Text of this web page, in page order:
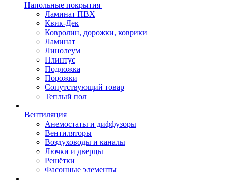
Напольные покрытия
Ламинат ПВХ
Квик-Дек
Ковролин, дорожки, коврики
Ламинат
Линолеум
Плинтус
Подложка
Порожки
Сопутствующий товар
Теплый пол
Вентиляция
Анемостаты и диффузоры
Вентиляторы
Воздуховоды и каналы
Лючки и дверцы
Решётки
Фасонные элементы